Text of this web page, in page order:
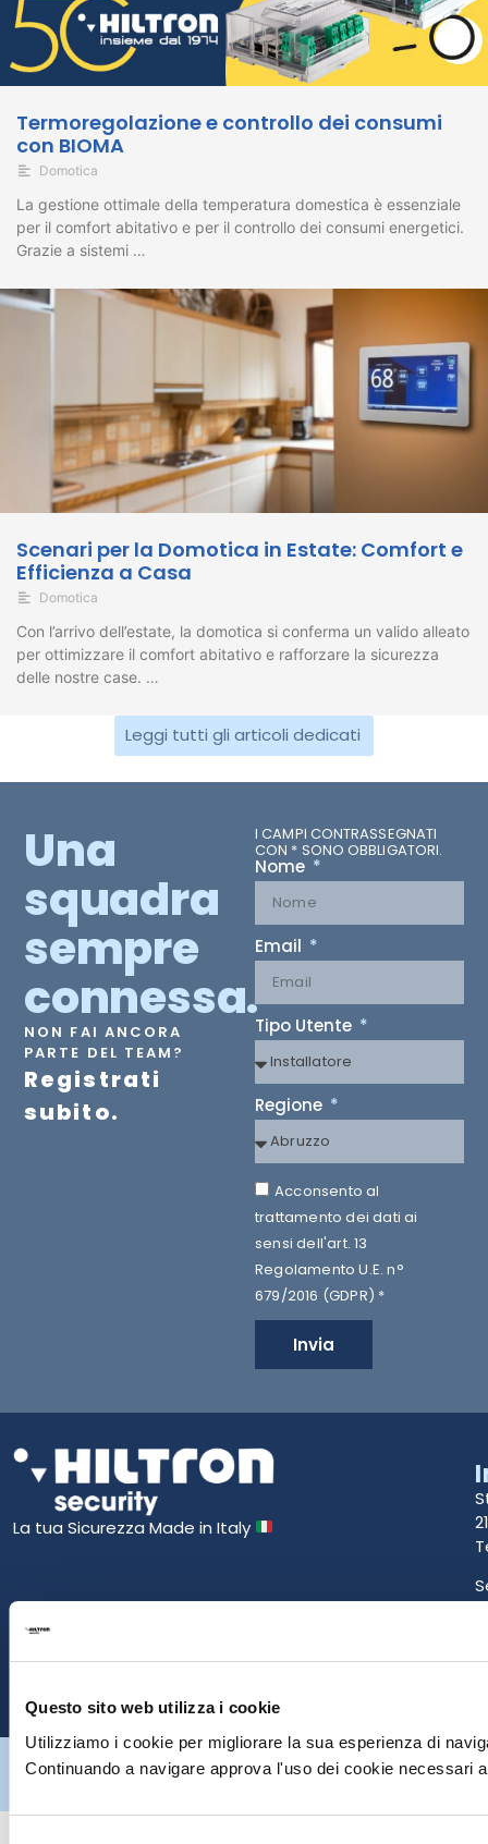
Questo sito web utilizza i cookie
Utilizziamo i cookie per migliorare la sua esperienza di
Continuando a navigare approva l'uso dei cookie necessari
Termoregolazione e controllo dei consumi
con BIOMA
Domotica
La gestione ottimale della temperatura domestica è essenziale
per il comfort abitativo e per il controllo dei consumi energetici.
Grazie a sistemi …
Scenari per la Domotica in Estate: Comfort e
Efficienza a Casa
Domotica
Con l’arrivo dell’estate, la domotica si conferma un valido alleato
per ottimizzare il comfort abitativo e rafforzare la sicurezza
delle nostre case. …
Leggi tutti gli articoli dedicati
Una
squadra
sempre
connessa.
NON FAI ANCORA
PARTE DEL TEAM?
Registrati
subito.
I CAMPI CONTRASSEGNATI
CON * SONO OBBLIGATORI.
Nome
Email
Tipo Utente
Regione
Acconsento al
trattamento dei dati ai
sensi dell'art. 13
Regolamento U.E. n°
679/2016 (GDPR) *
Invia
La tua Sicurezza Made in Italy
Hiltron Security è distribuito in Italia da Hiltron Land S.r.l. | P.IVA
IT07395971216 | Design byavcommunication.it| Tutti i diritti sono